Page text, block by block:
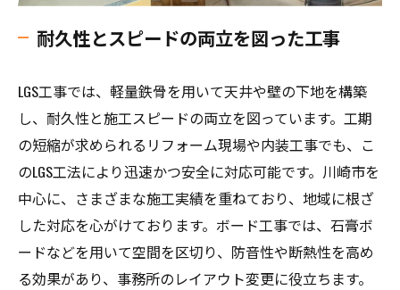
耐久性とスピードの両立を図った工事
LGS工事では、軽量鉄骨を用いて天井や壁の下地を構築
し、耐久性と施工スピードの両立を図っています。工期
の短縮が求められるリフォーム現場や内装工事でも、こ
のLGS工法により迅速かつ安全に対応可能です。川崎市を
中心に、さまざまな施工実績を重ねており、地域に根ざ
した対応を心がけております。ボード工事では、石膏ボ
ードなどを用いて空間を区切り、防音性や断熱性を高め
る効果があり、事務所のレイアウト変更に役立ちます。